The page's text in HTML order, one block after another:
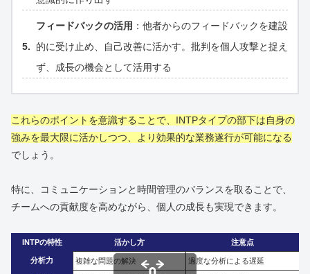
フィードバックの活用 ：他者からのフィードバックを建設
的に受け止め、自己改善に活かす。批判を個人攻撃と捉え
ず、成長の機会として活用する
これらのポイントを意識することで、INTPタイプの部下は自身の
強みを最大限に活かしつつ、より効果的な業務遂行が可能になる
でしょう。
特に、コミュニケーションと時間管理のバランスを取ることで、
チームへの貢献度を高めながら、個人の成長も実現できます。
INTPの特性 活かし方 注意点
分析力 複雑な問題の解決 過度な分析による遅延